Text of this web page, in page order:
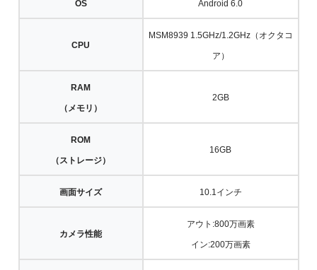
OS Android 6.0
CPU
MSM8939 1.5GHz/1.2GHz（オクタコ
ア）
RAM
（メモリ）
2GB
ROM
（ストレージ）
16GB
画面サイズ 10.1インチ
カメラ性能
アウト:800万画素
イン:200万画素